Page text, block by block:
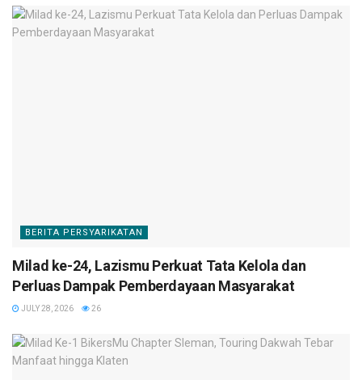
BERITA PERSYARIKATAN
Milad ke-24, Lazismu Perkuat Tata Kelola dan
Perluas Dampak Pemberdayaan Masyarakat
JULY 28, 2026 26